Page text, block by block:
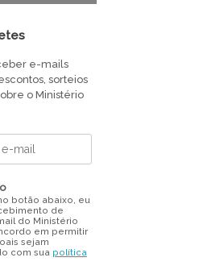
e-mails
sorteios
o Ministério
botão abaixo, eu
de
do Ministério
em permitir
sejam
com sua política